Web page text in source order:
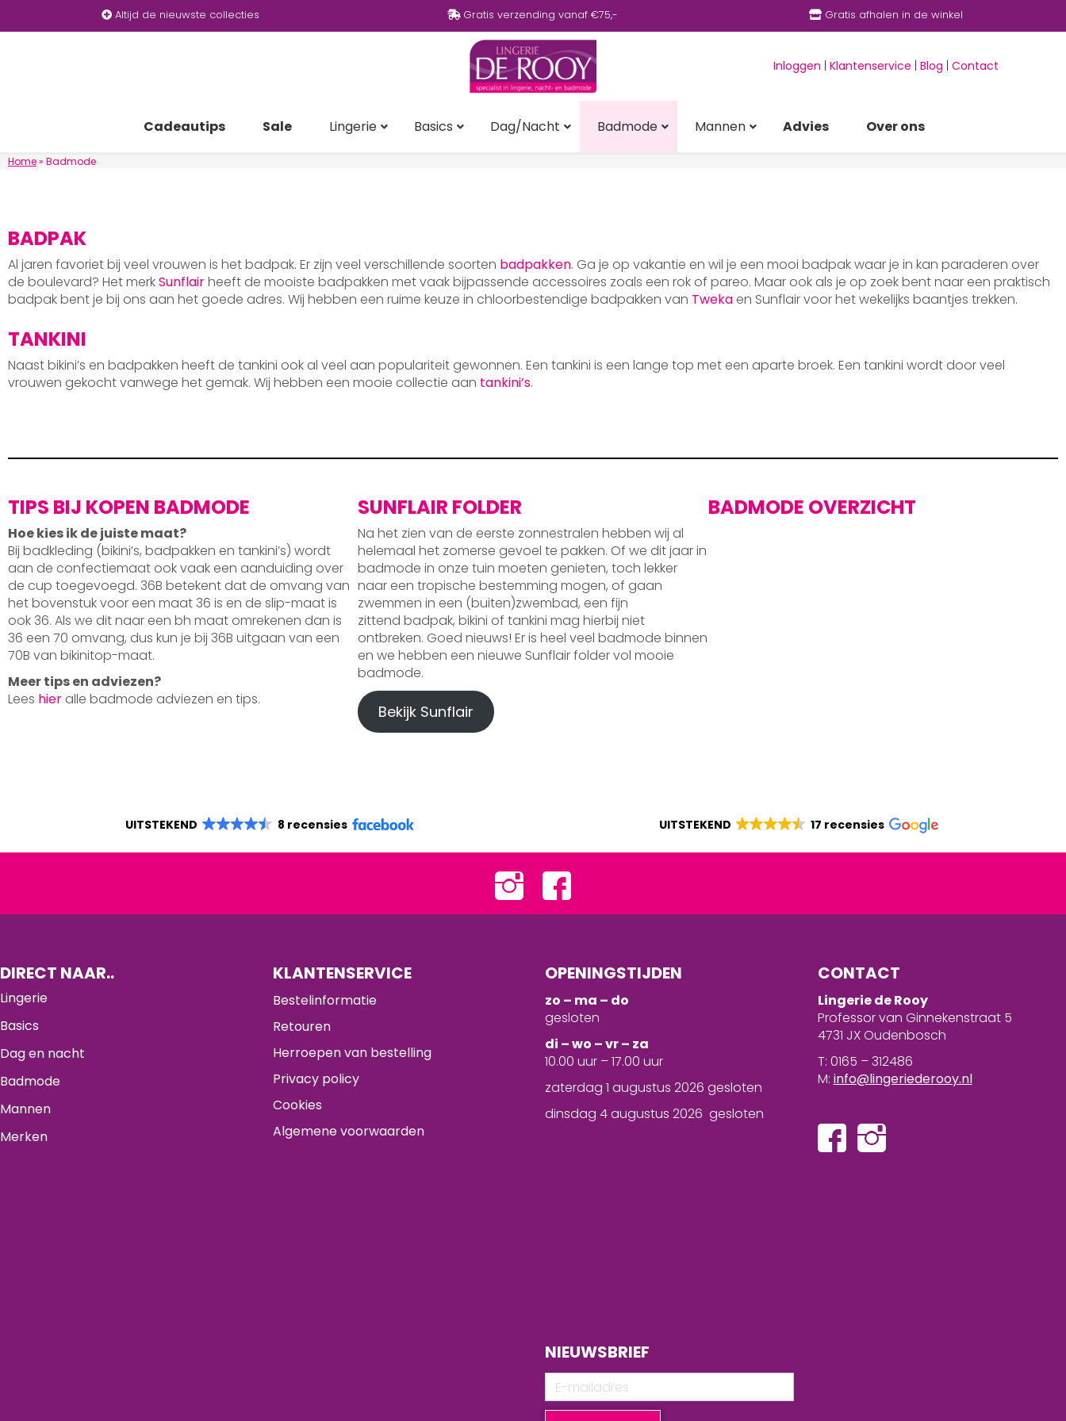
Altijd de nieuwste collecties Gratis verzending vanaf €75,- Gratis afhalen in de winkel
Inloggen Klantenservice Blog Contact
Cadeautips Sale Lingerie Basics Dag/Nacht Badmode Mannen Advies Over ons
Home» Badmode
BADPAK
Al jaren favoriet bij veel vrouwen is het badpak. Er zijn veel verschillende soorten badpakken. Ga je op vakantie en wil je een mooi badpak waar je in kan paraderen over
de boulevard? Het merkSunflairheeft de mooiste badpakken met vaak bijpassende accessoires zoals een rok of pareo. Maar ook als je op zoek bent naar een praktisch
badpak bent je bij ons aan het goede adres. Wij hebben een ruime keuze in chloorbestendige badpakken van Tweka en Sunflair voor het wekelijks baantjes trekken.
TANKINI
Naast bikini’s en badpakken heeft de tankini ook al veel aan populariteit gewonnen. Een tankini is een lange top met een aparte broek. Een tankini wordt door veel
vrouwen gekocht vanwege het gemak. Wij hebben een mooie collectie aan tankini’s.
TIPS BIJ KOPEN BADMODE
Hoe kies ik de juiste maat?
Bij badkleding (bikini’s, badpakken en tankini’s) wordt
aan de confectiemaat ook vaak een aanduiding over
de cup toegevoegd. 36B betekent dat de omvang van
het bovenstuk voor een maat 36 is en de slip-maat is
ook 36. Als we dit naar een bh maat omrekenen dan is
36 een 70 omvang, dus kun je bij 36B uitgaan van een
70B van bikinitop-maat.
Meer tips en adviezen?
Lees hier alle badmode adviezen en tips.
SUNFLAIR FOLDER
Na het zien van de eerste zonnestralen hebben wij al
helemaal het zomerse gevoel te pakken. Of we dit jaar in
badmode in onze tuin moeten genieten, toch lekker
naar een tropische bestemming mogen, of gaan
zwemmen in een (buiten)zwembad, een fijn
zittend badpak, bikini of tankini mag hierbij niet
ontbreken. Goed nieuws! Er is heel veel badmode binnen
en we hebben een nieuwe Sunflair folder vol mooie
badmode.
Bekijk Sunflair
BADMODE OVERZICHT
UITSTEKEND 8 recensies UITSTEKEND 17 recensies
DIRECT NAAR..
Lingerie
Basics
Dag en nacht
Badmode
Mannen
Merken
KLANTENSERVICE
Bestelinformatie
Retouren
Herroepen van bestelling
Privacy policy
Cookies
Algemene voorwaarden
OPENINGSTIJDEN
zo – ma – do
gesloten
di – wo – vr – za
10.00 uur – 17.00 uur
zaterdag 1 augustus 2026 gesloten
dinsdag 4 augustus 2026 gesloten
NIEUWSBRIEF
CONTACT
Lingerie de Rooy
Professor van Ginnekenstraat 5
4731 JX Oudenbosch
T: 0165 – 312486
M: info@lingeriederooy.nl